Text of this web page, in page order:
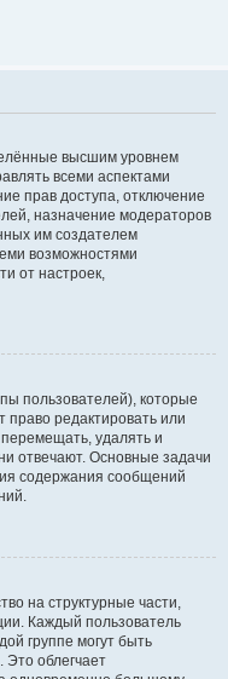
высшим уровнем
всеми аспектами
прав доступа, отключение
назначение модераторов
им создателем
возможностями
от настроек,
пользователей), которые
редактировать или
удалять и
отвечают. Основные задачи
содержания сообщений
на структурные части,
Каждый пользователь
группе могут быть
облегчает